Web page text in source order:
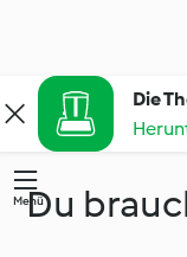
Die
MenüDu